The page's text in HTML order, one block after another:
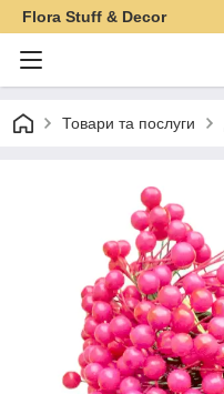
Flora Stuff & Decor
Товари та послуги